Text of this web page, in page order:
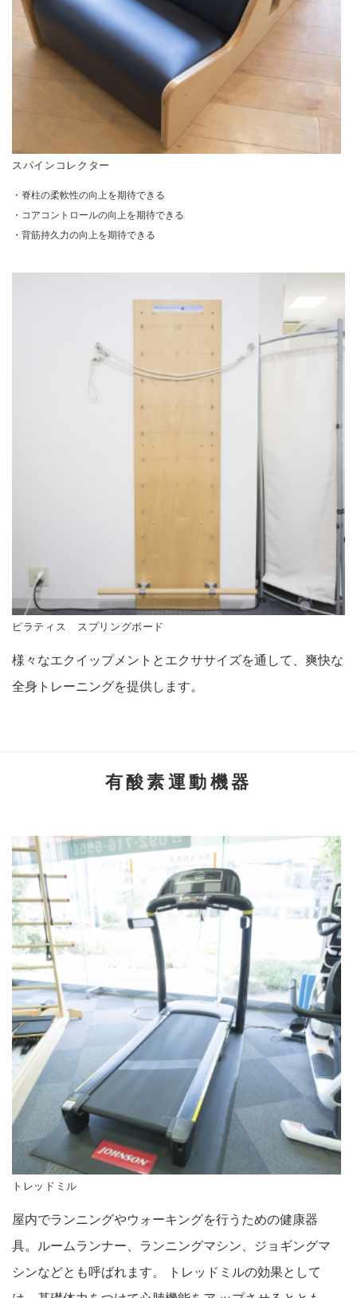
スパインコレクター
・脊柱の柔軟性の向上を期待できる
・コアコントロールの向上を期待できる
・背筋持久力の向上を期待できる
ピラティス スプリングボード
様々なエクイップメントとエクササイズを通して、爽快な
全身トレーニングを提供します。
有酸素運動機器
トレッドミル
屋内でランニングやウォーキングを行うための健康器
具。ルームランナー、ランニングマシン、ジョギングマ
シンなどとも呼ばれます。 トレッドミルの効果として